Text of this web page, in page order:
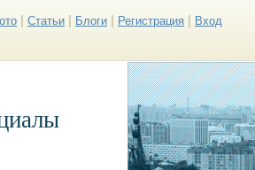
Статьи Блоги Регистрация Вход